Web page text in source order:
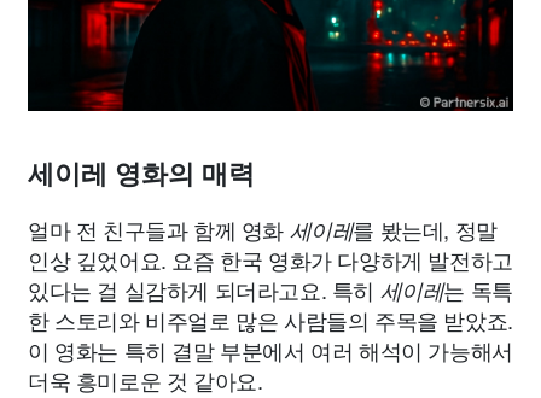
세이레 영화의 매력
얼마 전 친구들과 함께 영화 세이레를 봤는데, 정말
인상 깊었어요. 요즘 한국 영화가 다양하게 발전하고
있다는 걸 실감하게 되더라고요. 특히 세이레는 독특
한 스토리와 비주얼로 많은 사람들의 주목을 받았죠.
이 영화는 특히 결말 부분에서 여러 해석이 가능해서
더욱 흥미로운 것 같아요.